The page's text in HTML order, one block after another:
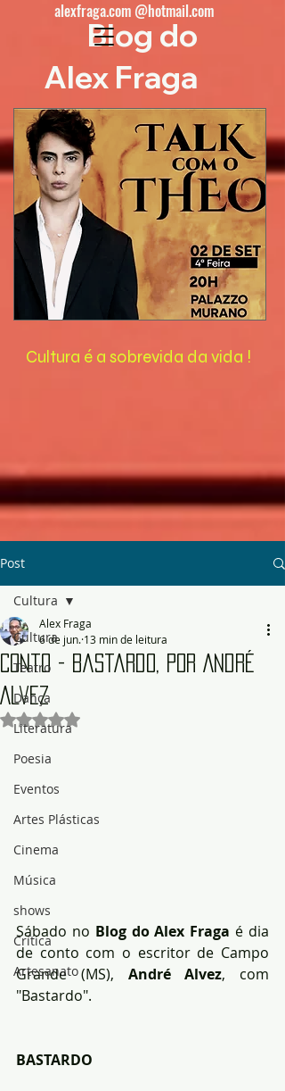
Cultura é a sobrevida da vida !
Blog do
Alex Fraga
alexfraga.com @hotmail.com
Post
Cultura
Teatro
Dança
Literatura
Poesia
Eventos
Artes Plásticas
Cinema
Música
shows
Crítica
Artesanato
Cultura
Conto - Bastardo, por André
Alvez
Alex Fraga
6 de jun. 13 min de leitura
Avaliado com NaN de 5 estrelas.
Sábado no Blog do Alex Fraga é dia
de conto com o escritor de Campo
Grande (MS), André Alvez, com
"Bastardo".
BASTARDO